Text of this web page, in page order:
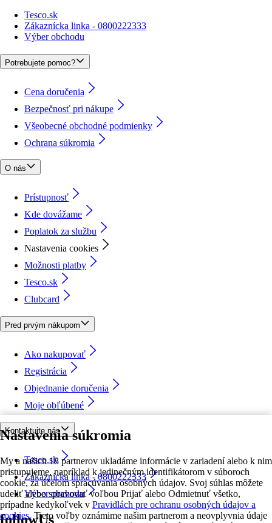
Nastavenia súkromia
My a našich 18 partnerov ukladáme informácie v zariadení alebo k nim
pristupujeme, napríklad k jedinečným identifikátorom v súboroch
cookie, za účelom spracúvania osobných údajov. Svoj súhlas môžete
udeliť alebo spravovať voľbou Prijať alebo Odmietnuť všetko,
prípadne kedykoľvek v Pravidlách pre ochranu osobných údajov a
cookies. Tieto voľby oznámime našim partnerom a neovplyvnia údaje
Tesco.sk
Zákaznícka linka - 0800222333
Výber obchodu
Potrebujete pomoc?
Cena doručenia
Bezpečnosť pri nákupe
Všeobecné obchodné podmienky
Ochrana súkromia
O nás
Prístupnosť
Kde dovážame
Poplatok za službu
Nastavenia cookies
Možnosti platby
Tesco.sk
Clubcard
Pred prvým nákupom
Ako nakupovať
Registrácia
Objednanie doručenia
Moje obľúbené
Kontaktujte nás
Tesco.sk
Zákaznícka linka - 0800222333
Výber obchodu
followUs